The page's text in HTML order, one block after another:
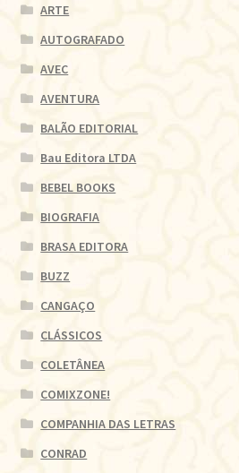
ARTE
AUTOGRAFADO
AVEC
AVENTURA
BALÃO EDITORIAL
Bau Editora LTDA
BEBEL BOOKS
BIOGRAFIA
BRASA EDITORA
BUZZ
CANGAÇO
CLÁSSICOS
COLETÂNEA
COMIXZONE!
COMPANHIA DAS LETRAS
CONRAD